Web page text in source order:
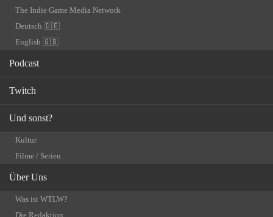
The Indie Game Media Network
Deutsch 🇩🇪
English 🇬🇧
Podcast
Twitch
Und sonst?
Kultur
Filme / Serien
Über Uns
Was ist WTLW?
Die Redaktion